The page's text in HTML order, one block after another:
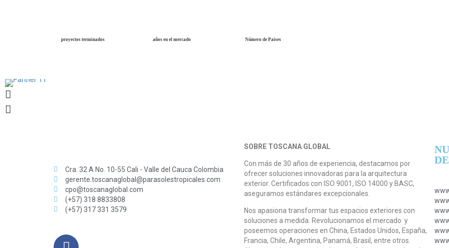
proyectos terminados años en el mercado Número de Paises
Cra. 32 A No. 10-55 Cali - Valle del Cauca Colombia
gerente.toscanaglobal@parasolestropicales.com
cpo@toscanaglobal.com
(+57) 318 8833808
(+57) 317 331 3579
SOBRE TOSCANA GLOBAL
Con más de 30 años de experiencia, destacamos por
ofrecer soluciones innovadoras para la arquitectura
exterior. Certificados con ISO 9001, ISO 14000 y BASC,
aseguramos estándares excepcionales.
Nos apasiona transformar tus espacios exteriores con
soluciones a medida. Revolucionamos el mercado y
poseemos operaciones en China, Estados Unidos, España,
Francia, Chile, Argentina, Panamá, Brasil, entre otros.